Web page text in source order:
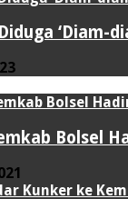
‘Diam-
Bolsel